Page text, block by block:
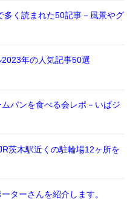
多く読まれた50記事－風景やグ
年の人気記事50選
パンを食べる会レポ－いばジ
茨木駅近くの駐輪場12ヶ所を
ターさんを紹介します。